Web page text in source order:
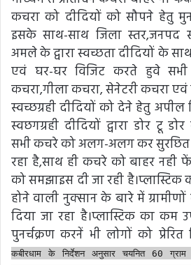
कचरा को दीदियों को सौपने हेतु
इसके साथ-साथ जिला स्तर,जनपद
अमले के द्वारा स्वच्छता दीदियों के
एवं घर-घर विजिट करते हुवे
कचरा,गीला कचरा, सेनेटरी कचरा
स्वच्छग्रही दीदियों को देने हेतु अपील
स्वछगग्रही दीदियों द्वारा डोर टू
सभी कचरे को अलग-अलग कर सुरछित
रहा है,साथ ही कचरे को बाहर नही
को समझाइस दी जा रही
होने वाली नुक्सान के बारे में
दिया जा रहा है।प्लास्टिक का
पुनर्चक्रण करनें भी लोगों को प्रेरित
कबीरधाम के निर्देशन अनुसार चयनित 60 ग्राम